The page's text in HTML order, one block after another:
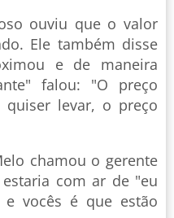
ouviu que o valor
Ele também disse
e de maneira
falou: "O preço
levar, o preço
chamou o gerente
com ar de "eu
vocês é que estão